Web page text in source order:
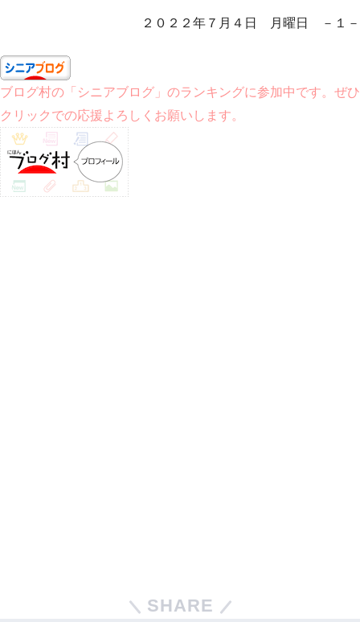
２０２２年７月４日 月曜日 －１－
ブログ村の「シニアブログ」のランキングに参加中です。ぜひ
クリックでの応援よろしくお願いします。
SHARE